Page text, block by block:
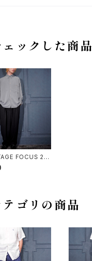
ックした商品
FOCUS 20
TORO
PANTS/アメリ
ゴリの商品